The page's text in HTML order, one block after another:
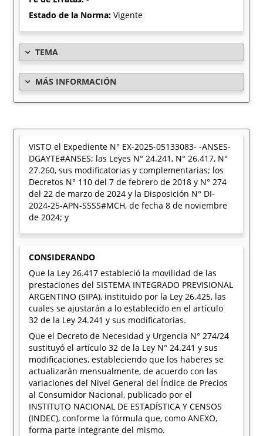
Estado de la Norma:Vigente
TEMA
MÁS INFORMACIÓN
VISTO el Expediente N° EX-2025-05133083- -ANSES-
DGAYTE#ANSES; las Leyes N° 24.241, N° 26.417, N°
27.260, sus modificatorias y complementarias; los
Decretos N° 110 del 7 de febrero de 2018 y N° 274
del 22 de marzo de 2024 y la Disposición N° DI-
2024-25-APN-SSSS#MCH, de fecha 8 de noviembre
de 2024; y
CONSIDERANDO
Que la Ley 26.417 estableció la movilidad de las
prestaciones del SISTEMA INTEGRADO PREVISIONAL
ARGENTINO (SIPA), instituido por la Ley 26.425, las
cuales se ajustarán a lo establecido en el artículo
32 de la Ley 24.241 y sus modificatorias.
Que el Decreto de Necesidad y Urgencia N° 274/24
sustituyó el artículo 32 de la Ley N° 24.241 y sus
modificaciones, estableciendo que los haberes se
actualizarán mensualmente, de acuerdo con las
variaciones del Nivel General del Índice de Precios
al Consumidor Nacional, publicado por el
INSTITUTO NACIONAL DE ESTADÍSTICA Y CENSOS
(INDEC), conforme la fórmula que, como ANEXO,
forma parte integrante del mismo.